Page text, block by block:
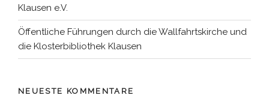
Klausen e.V.
Öffentliche Führungen durch die Wallfahrtskirche und
die Klosterbibliothek Klausen
NEUESTE KOMMENTARE